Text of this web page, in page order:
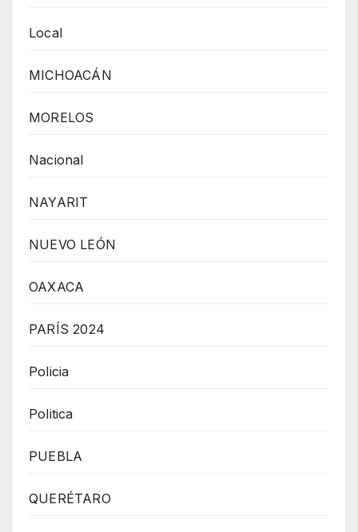
Local
MICHOACÁN
MORELOS
Nacional
NAYARIT
NUEVO LEÓN
OAXACA
PARÍS 2024
Policia
Politica
PUEBLA
QUERÉTARO